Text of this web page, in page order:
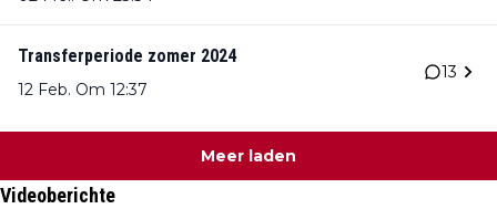
Transferperiode zomer 2024
12 Feb. Om 12:37
13
Meer laden
Videoberichte